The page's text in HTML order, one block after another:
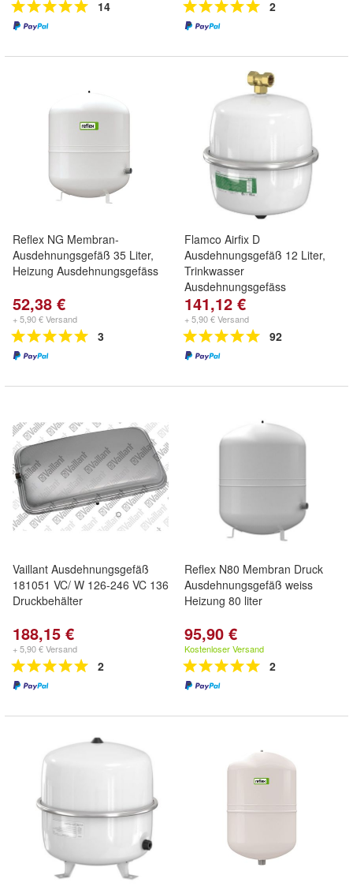
14 2
Reflex NG Membran-
Ausdehnungsgefäß 35 Liter,
Heizung Ausdehnungsgefäss
52,38 €
+ 5,90 € Versand
3
Flamco Airfix D
Ausdehnungsgefäß 12 Liter,
Trinkwasser
Ausdehnungsgefäss
141,12 €
+ 5,90 € Versand
92
Vaillant Ausdehnungsgefäß
181051 VC/ W 126-246 VC 136
Druckbehälter
188,15 €
+ 5,90 € Versand
2
Reflex N80 Membran Druck
Ausdehnungsgefäß weiss
Heizung 80 liter
95,90 €
Kostenloser Versand
2